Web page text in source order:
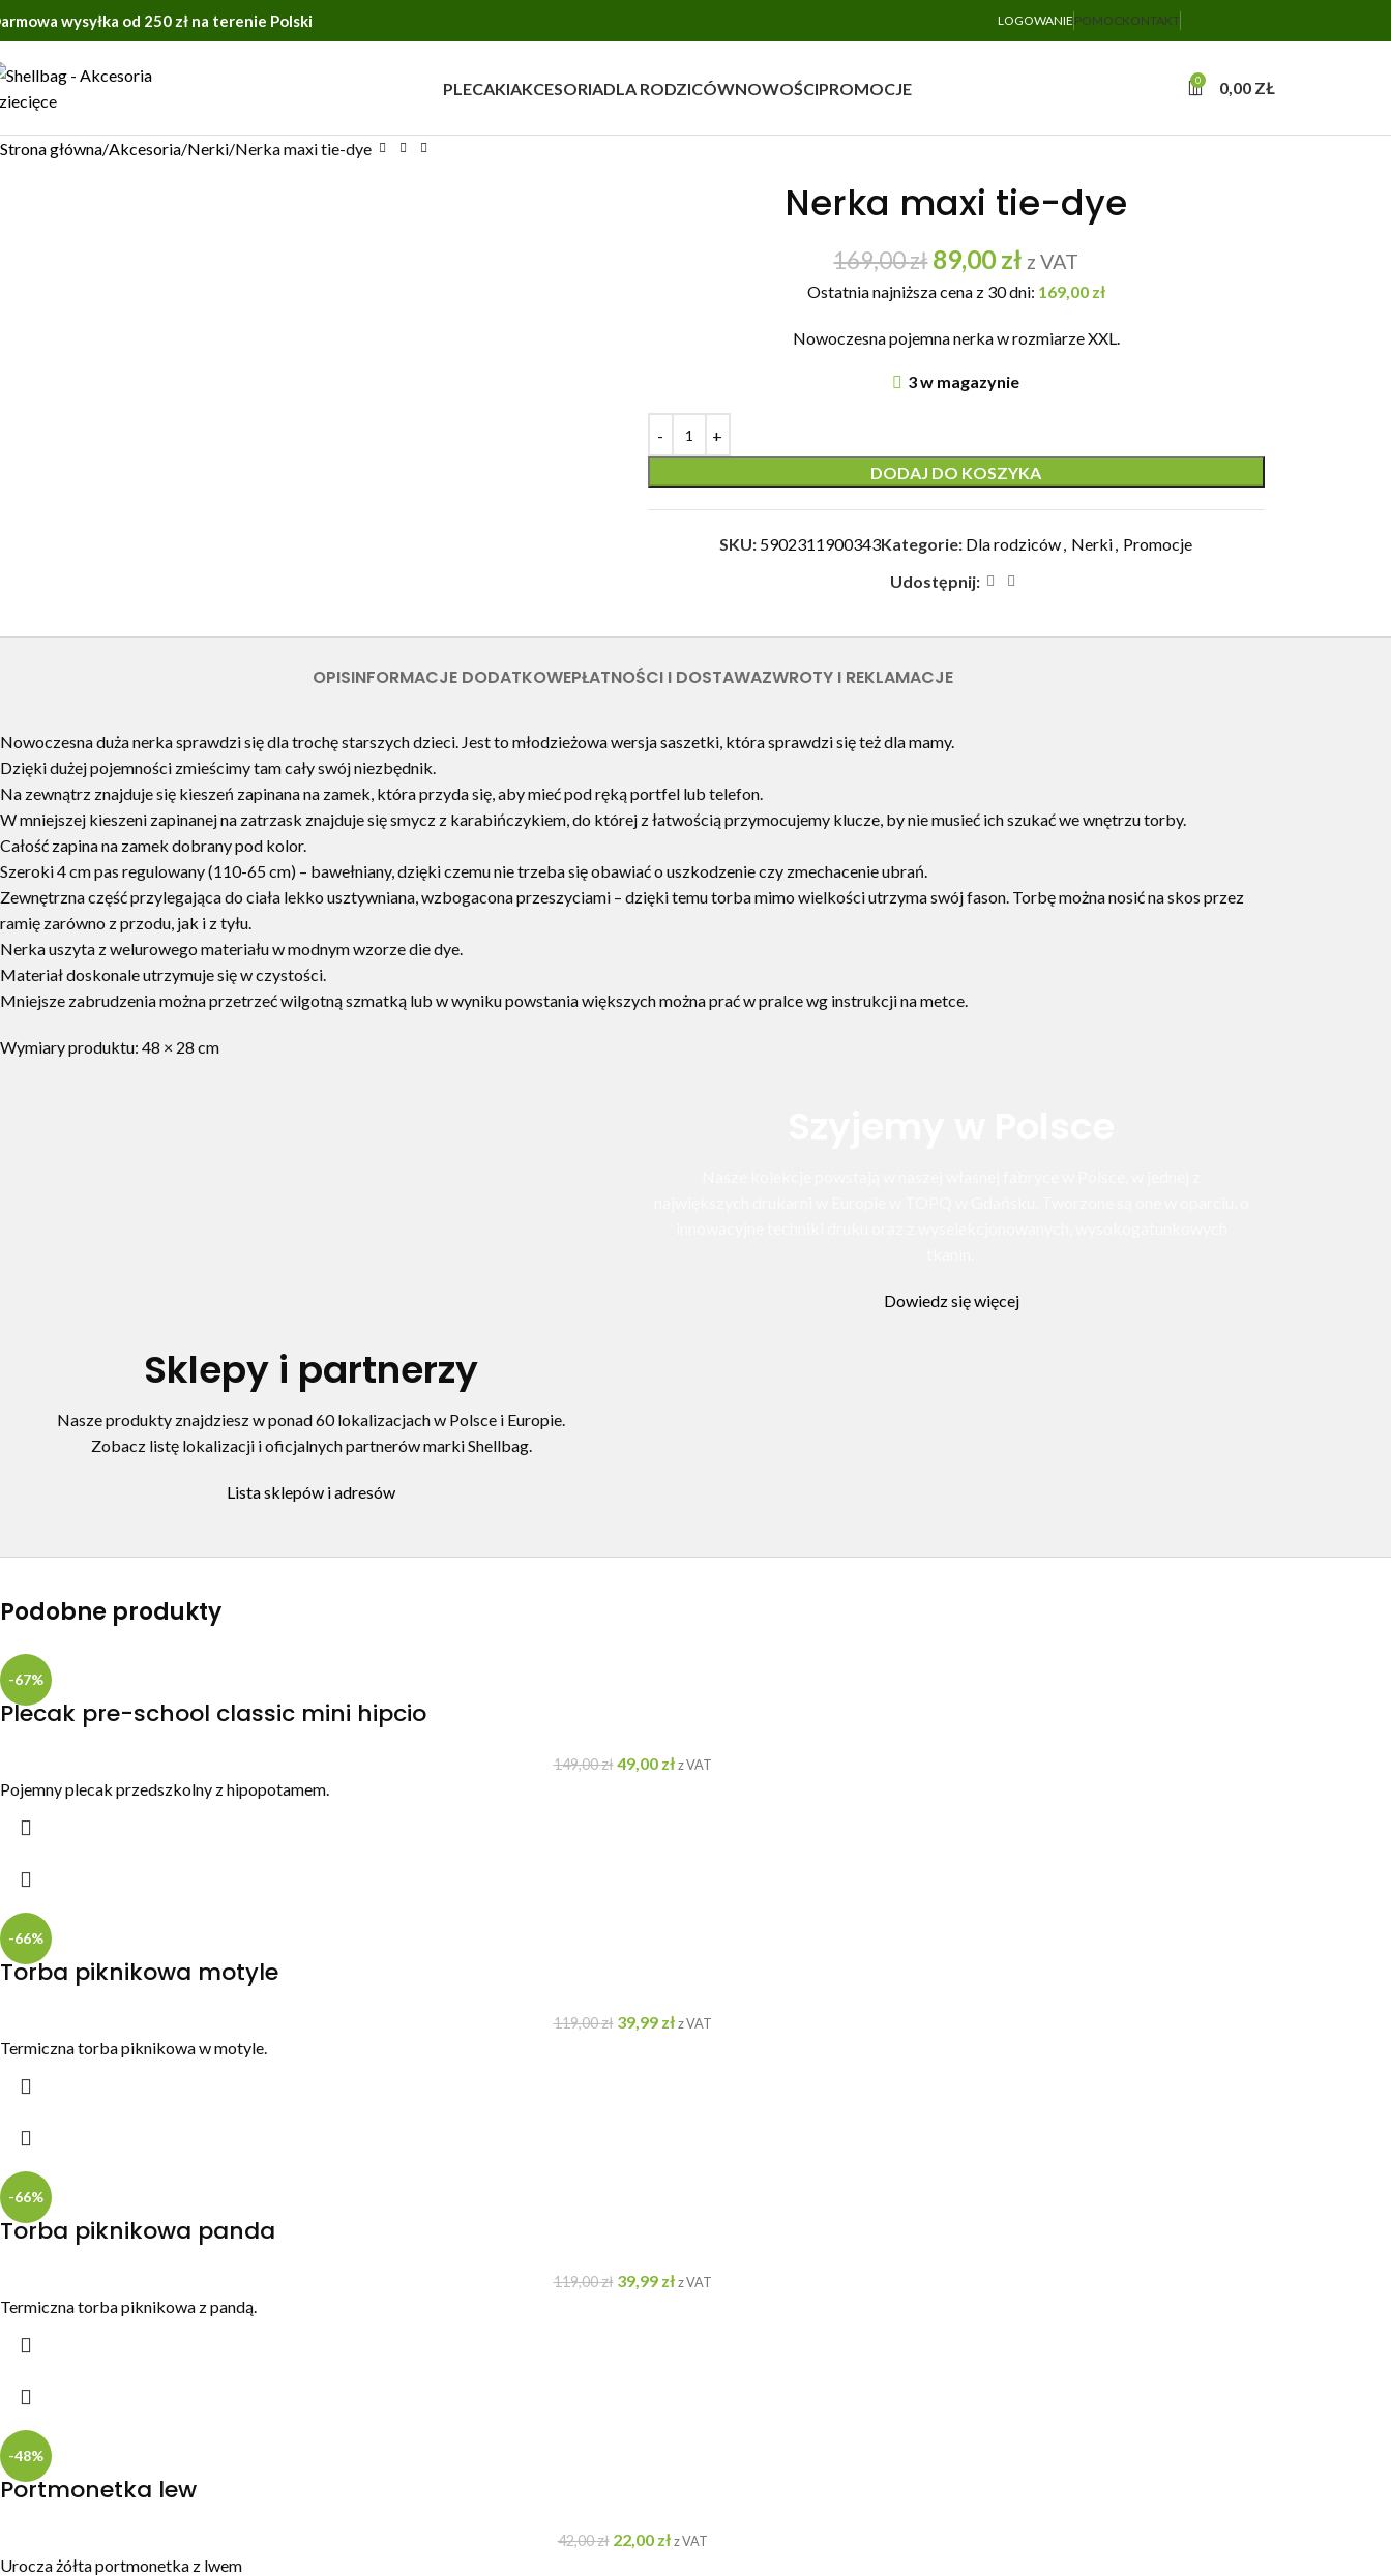
wysyłka od 250 zł na terenie Polski LOGOWANIE POMOCKONTAKT
PLECAKIAKCESORIADLA RODZICÓWNOWOŚCIPROMOCJE 0 0,00 ZŁ
Strona główna Akcesoria Nerki Nerka maxi tie-dye
-47%
Nerka maxi tie-dye
169,00zł 89,00zł z VAT
Ostatnia najniższa cena z 30 dni: 169,00 zł
Nowoczesna pojemna nerka w rozmiarze XXL.
3 w magazynie
DODAJ DO KOSZYKA
SKU: 5902311900343Kategorie: Dla rodziców, Nerki, Promocje
Udostępnij:
OPISINFORMACJE DODATKOWEPŁATNOŚCI I DOSTAWAZWROTY I REKLAMACJE
Nowoczesna duża nerka sprawdzi się dla trochę starszych dzieci. Jest to młodzieżowa wersja saszetki, która sprawdzi się też dla mamy.
Dzięki dużej pojemności zmieścimy tam cały swój niezbędnik.
Na zewnątrz znajduje się kieszeń zapinana na zamek, która przyda się, aby mieć pod ręką portfel lub telefon.
W mniejszej kieszeni zapinanej na zatrzask znajduje się smycz z karabińczykiem, do której z łatwością przymocujemy klucze, by nie musieć ich szukać we wnętrzu torby.
Całość zapina na zamek dobrany pod kolor.
Szeroki 4 cm pas regulowany (110-65 cm) – bawełniany, dzięki czemu nie trzeba się obawiać o uszkodzenie czy zmechacenie ubrań.
Zewnętrzna część przylegająca do ciała lekko usztywniana, wzbogacona przeszyciami – dzięki temu torba mimo wielkości utrzyma swój fason. Torbę można nosić na skos przez
ramię zarówno z przodu, jak i z tyłu.
Nerka uszyta z welurowego materiału w modnym wzorze die dye.
Materiał doskonale utrzymuje się w czystości.
Mniejsze zabrudzenia można przetrzeć wilgotną szmatką lub w wyniku powstania większych można prać w pralce wg instrukcji na metce.
Wymiary produktu: 48 × 28 cm
Dowiedz się więcej
Sklepy i partnerzy
Nasze produkty znajdziesz w ponad 60 lokalizacjach w Polsce i Europie.
Zobacz listę lokalizacji i oficjalnych partnerów marki Shellbag.
Lista sklepów i adresów
Podobne produkty
-67%
Plecak pre-school classic mini hipcio
149,00zł 49,00 zł z VAT
Pojemny plecak przedszkolny z hipopotamem.
-66%
Torba piknikowa motyle
119,00zł 39,99 zł z VAT
Termiczna torba piknikowa w motyle.
-66%
Torba piknikowa panda
119,00zł 39,99 zł z VAT
Termiczna torba piknikowa z pandą.
-48%
Portmonetka lew
42,00zł 22,00 zł z VAT
Urocza żółta portmonetka z lwem